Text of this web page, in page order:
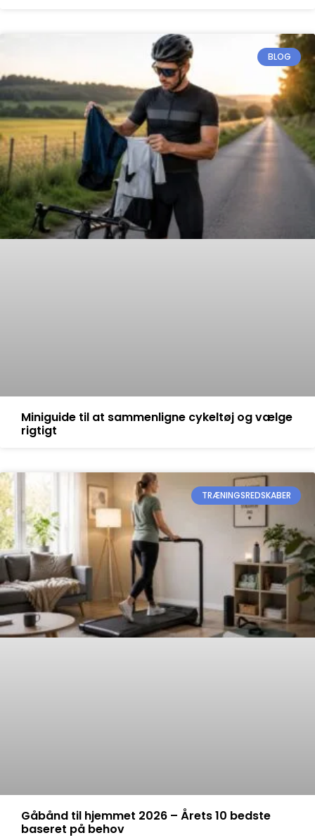
BLOG
Miniguide til at sammenligne cykeltøj og vælge
rigtigt
TRÆNINGSREDSKABER
Gåbånd til hjemmet 2026 – Årets 10 bedste
baseret på behov